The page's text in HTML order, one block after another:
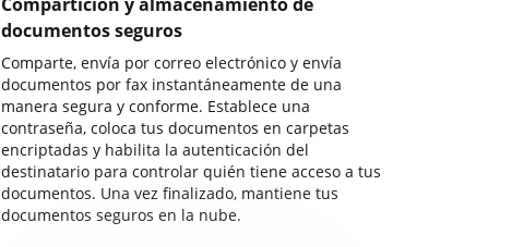
documentos seguros
Comparte, envía por correo electrónico y envía
documentos por fax instantáneamente de una
manera segura y conforme. Establece una
contraseña, coloca tus documentos en carpetas
encriptadas y habilita la autenticación del
destinatario para controlar quién tiene acceso a tus
documentos. Una vez finalizado, mantiene tus
documentos seguros en la nube.